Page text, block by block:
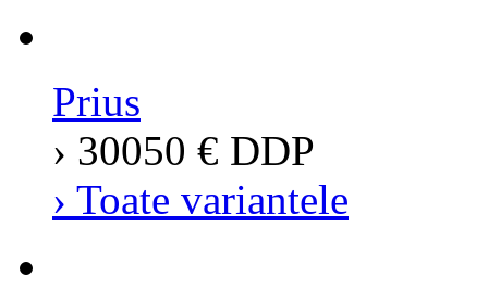
Prius
› 30050 € DDP
› Toate variantele